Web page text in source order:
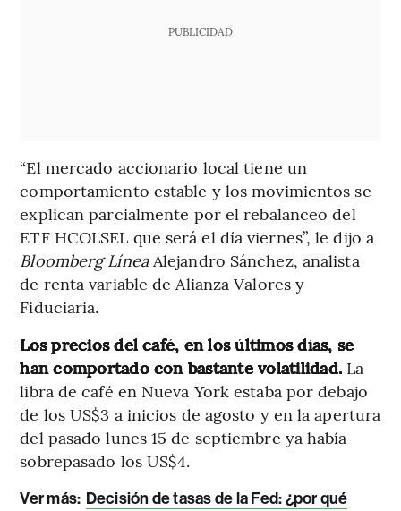
PUBLICIDAD
“El mercado accionario local tiene un
comportamiento estable y los movimientos se
explican parcialmente por el rebalanceo del
ETF HCOLSEL que será el día viernes”, le dijo a
Bloomberg LíneaAlejandro Sánchez, analista
de renta variable de Alianza Valores y
Fiduciaria.
Los precios del café, en los últimos días, se
han comportado con bastante volatilidad. La
libra de café en Nueva York estaba por debajo
de los US$3 a inicios de agosto y en la apertura
del pasado lunes 15 de septiembre ya había
sobrepasado los US$4.
Ver más: Decisión de tasas de la Fed: ¿por qué